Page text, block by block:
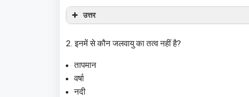
उत्तर
2. इनमें से कौन जलवायु का तत्व नहीं है?
तापमान
वर्षा
नदी